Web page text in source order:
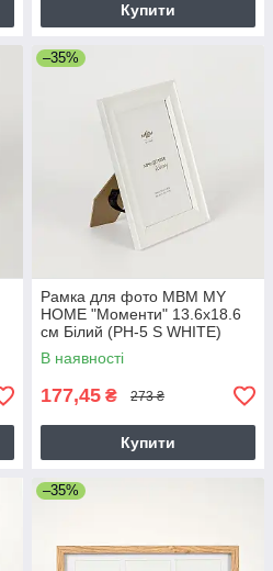
Купити
–35%
Рамка для фото МВМ MY
HOME "Моменти" 13.6х18.6
см Білий (PH-5 S WHITE)
В наявності
177,45 ₴ 273 ₴
Купити
–35%